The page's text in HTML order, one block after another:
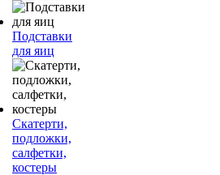
Подставки
для яиц
Скатерти,
подложки,
салфетки,
костеры